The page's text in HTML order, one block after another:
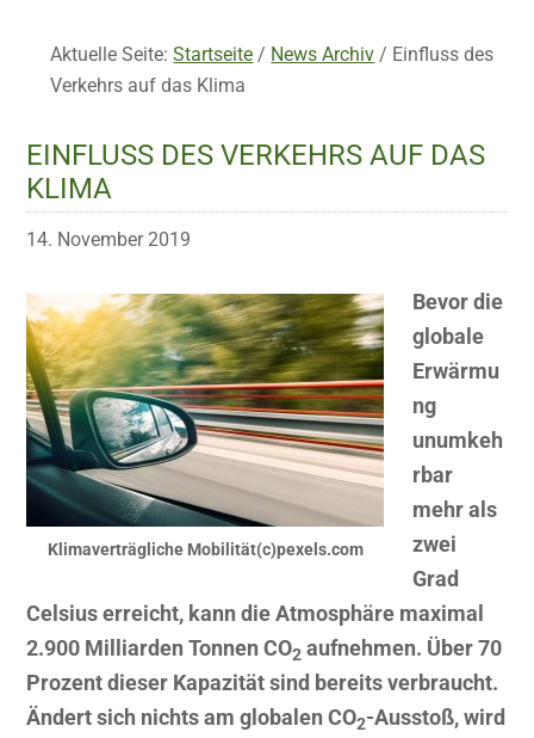
Aktuelle Seite:Startseite / News Archiv / Einfluss des
Verkehrs auf das Klima
EINFLUSS DES VERKEHRS AUF DAS
KLIMA
14. November 2019
Klimaverträgliche Mobilität(c)pexels.com
Bevor die
globale
Erwärmu
ng
unumkeh
rbar
mehr als
zwei
Grad
Celsius erreicht, kann die Atmosphäre maximal
2.900 Milliarden Tonnen CO2 aufnehmen. Über 70
Prozent dieser Kapazität sind bereits verbraucht.
Ändert sich nichts am globalen CO2-Ausstoß, wird